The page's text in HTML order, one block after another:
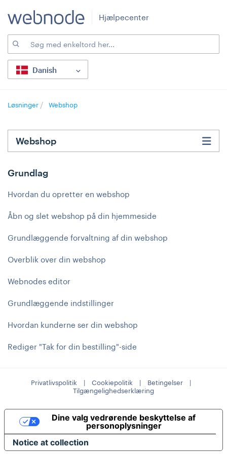
Hjælpecenter
Danish
Løsninger Webshop
Grundlag
Hvordan du opretter en webshop
Åbn og slet webshop på din hjemmeside
Grundlæggende forvaltning af din webshop
Overblik over din webshop
Webnodes editor
Grundlæggende indstillinger
Hvordan kunderne ser din webshop
Rediger "Tak for din bestilling"-side
Webshop
Privatlivspolitik | Cookiepolitik | Betingelser
|
Tilgængelighedserklæring
Notice at collection
Dine valg vedrørende beskyttelse af
personoplysninger